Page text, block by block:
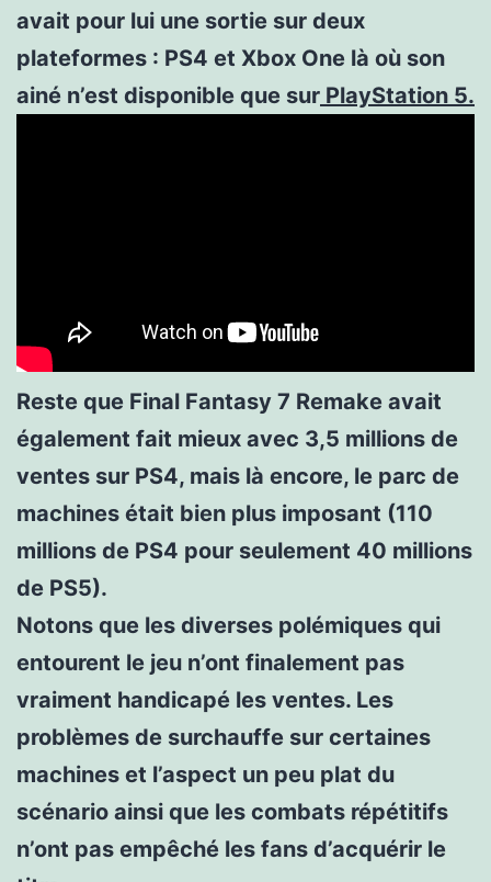
avait pour lui une sortie sur deux
plateformes : PS4 et Xbox One là où son
ainé n’est disponible que sur PlayStation 5.
Reste que Final Fantasy 7 Remake avait
également fait mieux avec 3,5 millions de
ventes sur PS4, mais là encore, le parc de
machines était bien plus imposant (110
millions de PS4 pour seulement 40 millions
de PS5).
Notons que les diverses polémiques qui
entourent le jeu n’ont finalement pas
vraiment handicapé les ventes. Les
problèmes de surchauffe sur certaines
machines et l’aspect un peu plat du
scénario ainsi que les combats répétitifs
n’ont pas empêché les fans d’acquérir le